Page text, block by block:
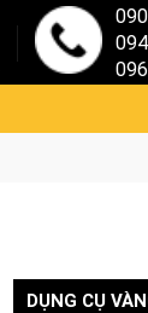
DỤNG CỤ